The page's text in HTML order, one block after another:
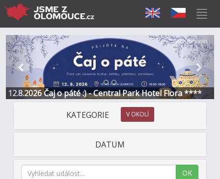
12.8.2026 Čaj o páté :) - Central Park Hotel Flora ****
Předchozí Další
Sponzorováno
KATEGORIE V OKOLÍ
DATUM
OK